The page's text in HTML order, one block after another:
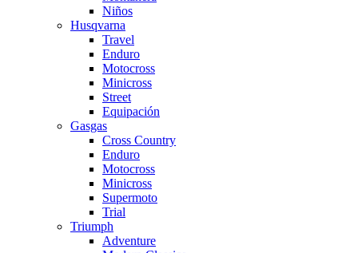
Niños
Husqvarna
Travel
Enduro
Motocross
Minicross
Street
Equipación
Gasgas
Cross Country
Enduro
Motocross
Minicross
Supermoto
Trial
Triumph
Adventure